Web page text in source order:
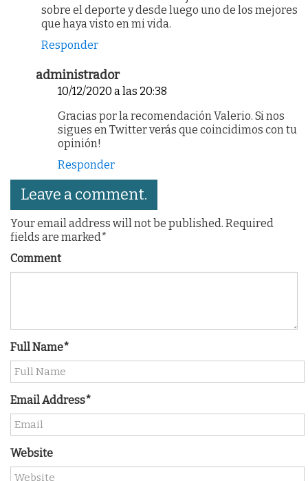
sobre el deporte y desde luego uno de los mejores
que haya visto en mi vida.
Responder
administrador
10/12/2020 a las 20:38
Gracias por la recomendación Valerio. Si nos
sigues en Twitter verás que coincidimos con tu
opinión!
Responder
Leave a comment.
Your email address will not be published. Required
fields are marked*
Comment
Full Name*
Email Address*
Website